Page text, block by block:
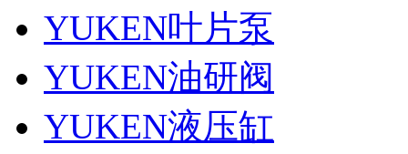
YUKEN叶片泵
YUKEN油研阀
YUKEN液压缸